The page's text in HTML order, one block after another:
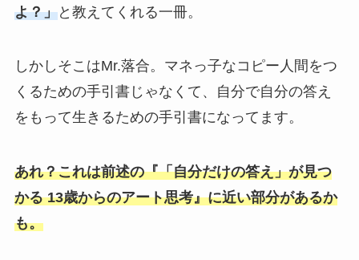
よ？」と教えてくれる一冊。
しかしそこはMr.落合。マネっ子なコピー人間をつ
くるための手引書じゃなくて、自分で自分の答え
をもって生きるための手引書になってます。
あれ？これは前述の『「自分だけの答え」が見つ
かる 13歳からのアート思考』に近い部分があるか
も。